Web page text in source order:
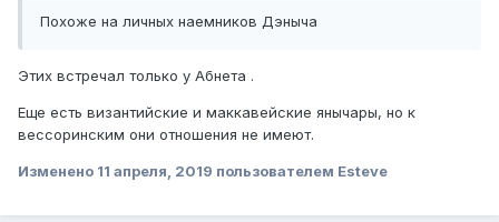
Похоже на личных наемников Дэныча
Этих встречал только у Абнета .
Еще есть византийские и маккавейские янычары, но к
вессоринским они отношения не имеют.
Изменено 11 апреля, 2019 пользователем Esteve